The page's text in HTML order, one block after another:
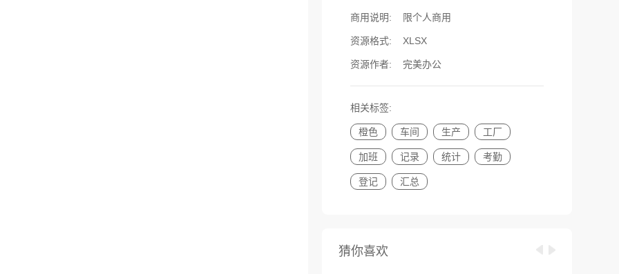
商用说明: 限个人商用
资源格式: XLSX
资源作者: 完美办公
相关标签:
橙色 车间 生产 工厂
加班 记录 统计 考勤
登记 汇总
猜你喜欢